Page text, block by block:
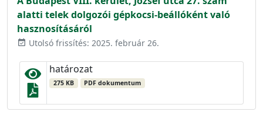
alatti telek dolgozói gépkocsi-beállóként való
hasznosításáról
event_available Utolsó frissítés: 2025. február 26.
határozat
275 KB PDF dokumentum